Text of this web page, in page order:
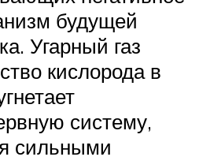
будущей
Угарный газ
кислорода в
систему,
сильными